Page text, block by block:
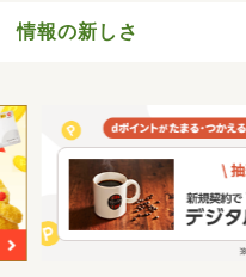
情報の新しさ